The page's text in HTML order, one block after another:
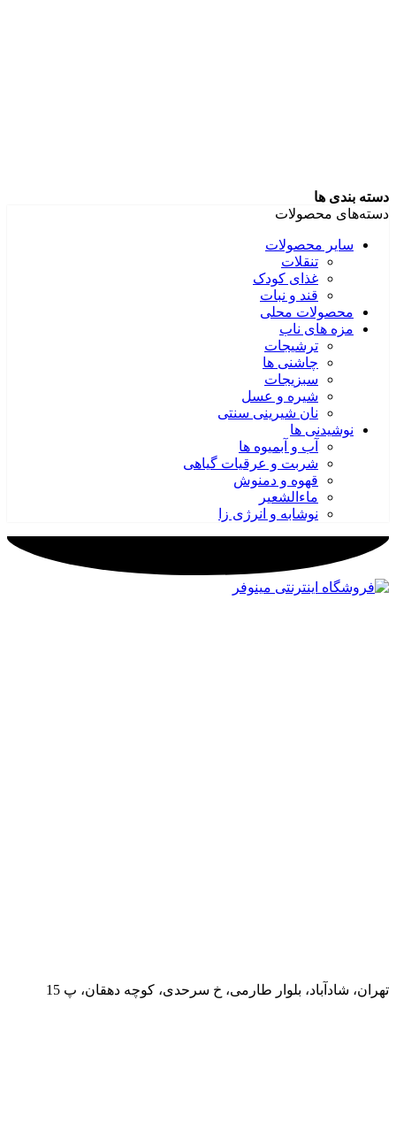
دسته بندی ها
دسته‌های محصولات
سایر محصولات
تنقلات
غذای کودک
قند و نبات
محصولات محلی
مزه های ناب
ترشیجات
چاشنی ها
سبزیجات
شیره و عسل
نان شیرینی سنتی
نوشیدنی ها
آب و آبمیوه ها
شربت و عرقیات گیاهی
قهوه و دمنوش
ماءالشعیر
نوشابه و انرژی زا
تهران، شادآباد، بلوار طارمی، خ سرحدی، کوچه دهقان، پ 15